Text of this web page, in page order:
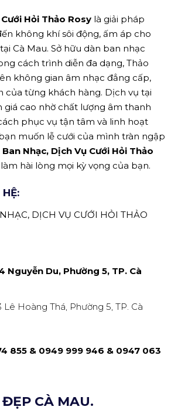
Hỏi Thảo Rosy là giải pháp
không khí sôi động, ấm áp cho
Cà Mau. Sở hữu dàn ban nhạc
cách trình diễn đa dạng, Thảo
không gian âm nhạc đẳng cấp,
của từng khách hàng. Dịch vụ tại
giá cao nhờ chất lượng âm thanh
phục vụ tận tâm và linh hoạt
muốn lễ cưới của mình tràn ngập
Ban Nhạc, Dịch Vụ Cưới Hỏi Thảo
hài lòng mọi kỳ vọng của bạn.
DỊCH VỤ CƯỚI HỎI THẢO
Nguyễn Du, Phường 5, TP. Cà
Lê Hoàng Thá, Phường 5, TP. Cà
855 & 0949 999 946 & 0947 063
CÀ MAU.